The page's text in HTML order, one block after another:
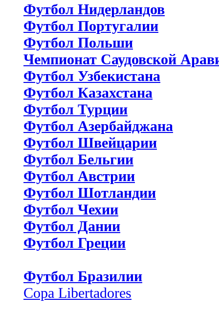
Футбол Нидерландов
Футбол Португалии
Футбол Польши
Чемпионат Саудовской
Футбол Узбекистана
Футбол Казахстана
Футбол Турции
Футбол Азербайджана
Футбол Швейцарии
Футбол Бельгии
Футбол Австрии
Футбол Шотландии
Футбол Чехии
Футбол Дании
Футбол Греции
Футбол Бразилии
Copa Libertadores